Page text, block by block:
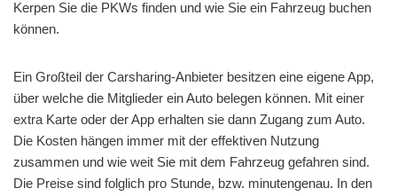
Kerpen Sie die PKWs finden und wie Sie ein Fahrzeug buchen
können.
Ein Großteil der Carsharing-Anbieter besitzen eine eigene App,
über welche die Mitglieder ein Auto belegen können. Mit einer
extra Karte oder der App erhalten sie dann Zugang zum Auto.
Die Kosten hängen immer mit der effektiven Nutzung
zusammen und wie weit Sie mit dem Fahrzeug gefahren sind.
Die Preise sind folglich pro Stunde, bzw. minutengenau. In den